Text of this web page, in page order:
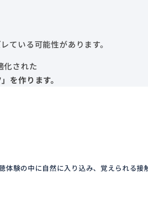
ている可能性があります。
化された
を作ります。
験の中に自然に入り込み、覚えられる接